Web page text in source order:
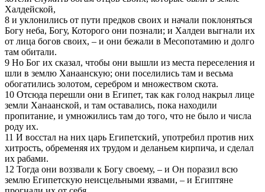
Халдейской,
8 и уклонились от пути предков своих и начали поклоняться
Богу неба, Богу, Которого они познали; и Халдеи выгнали их
от лица богов своих, – и они бежали в Месопотамию и долго
там обитали.
9 Но Бог их сказал, чтобы они вышли из места переселения и
шли в землю Ханаанскую; они поселились там и весьма
обогатились золотом, серебром и множеством скота.
10 Отсюда перешли они в Египет, так как голод накрыл лице
земли Ханаанской, и там оставались, пока находили
пропитание, и умножились там до того, что не было и числа
роду их.
11 И восстал на них царь Египетский, употребил против них
хитрость, обременяя их трудом и деланьем кирпича, и сделал
их рабами.
12 Тогда они воззвали к Богу своему, – и Он поразил всю
землю Египетскую неисцельными язвами, – и Египтяне